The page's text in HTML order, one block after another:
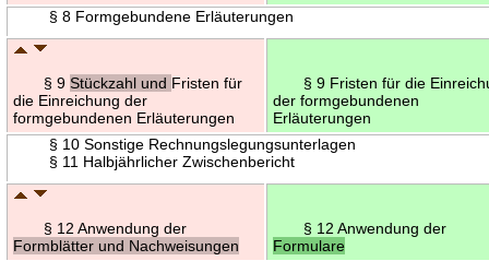
§ 8 Formgebundene Erläuterungen
§ 9Stückzahl und Fristen für
die Einreichung der
formgebundenen Erläuterungen
§ 9 Fristen für die
der formgebundenen
Erläuterungen
§ 10 Sonstige Rechnungslegungsunterlagen
§ 11 Halbjährlicher Zwischenbericht
§ 12 Anwendung der
Formblätter und Nachweisungen
§ 12 Anwendung der
Formulare